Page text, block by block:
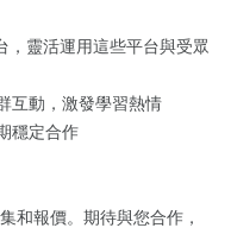
靈活運用這些平台與受眾
互動，激發學習熱情
穩定合作
和報價。期待與您合作，